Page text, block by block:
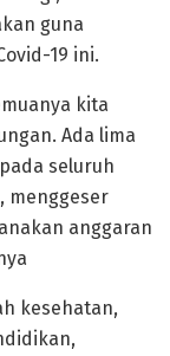
guna
19 ini.
kita
Ada lima
seluruh
menggeser
anggaran
kesehatan,